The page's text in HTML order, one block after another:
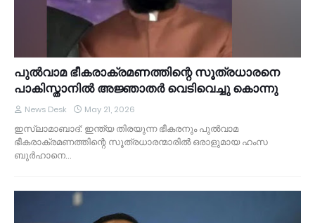
പുൽവാമ ഭീകരാക്രമണത്തിന്റെ സൂത്രധാരനെ
പാകിസ്താനിൽ അജ്ഞാതർ വെടിവെച്ചു കൊന്നു
News Desk May 21, 2026
ഇസ്ലാമാബാദ്: ഇന്ത്യ തിരയുന്ന ഭീകരനും പുൽവാമ
ഭീകരാക്രമണത്തിന്റെ സൂത്രധാരന്മാരിൽ ഒരാളുമായ ഹംസ
ബുർഹാനെ…